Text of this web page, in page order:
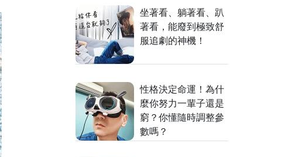
坐著看、躺著看、趴
著看，能廢到極致舒
服追劇的神機！
性格決定命運！為什
麼你努力一輩子還是
窮？你懂隨時調整參
數嗎？